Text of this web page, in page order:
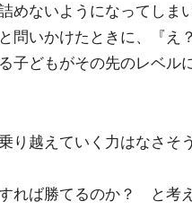
めないようになってしま
問いかけたときに、『え
子どもがその先のレベル
越えていく力はなさそ
れば勝てるのか？ と考